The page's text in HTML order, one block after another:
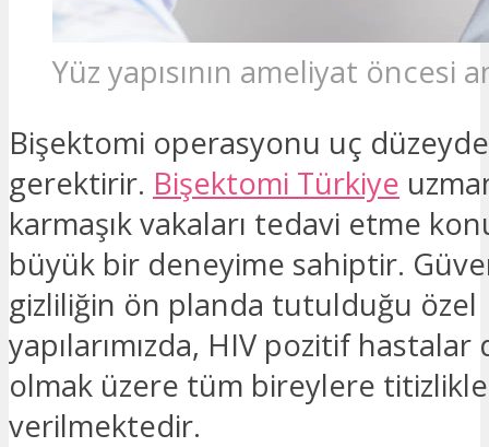
Yüz yapısının ameliyat öncesi
Bişektomi operasyonu uç
gerektirir. Bişektomi Türkiye
karmaşık vakaları tedavi etme
büyük bir deneyime sahiptir.
gizliliğin ön planda tutulduğu özel
yapılarımızda, HIV pozitif hastalar
olmak üzere tüm bireylere
verilmektedir.